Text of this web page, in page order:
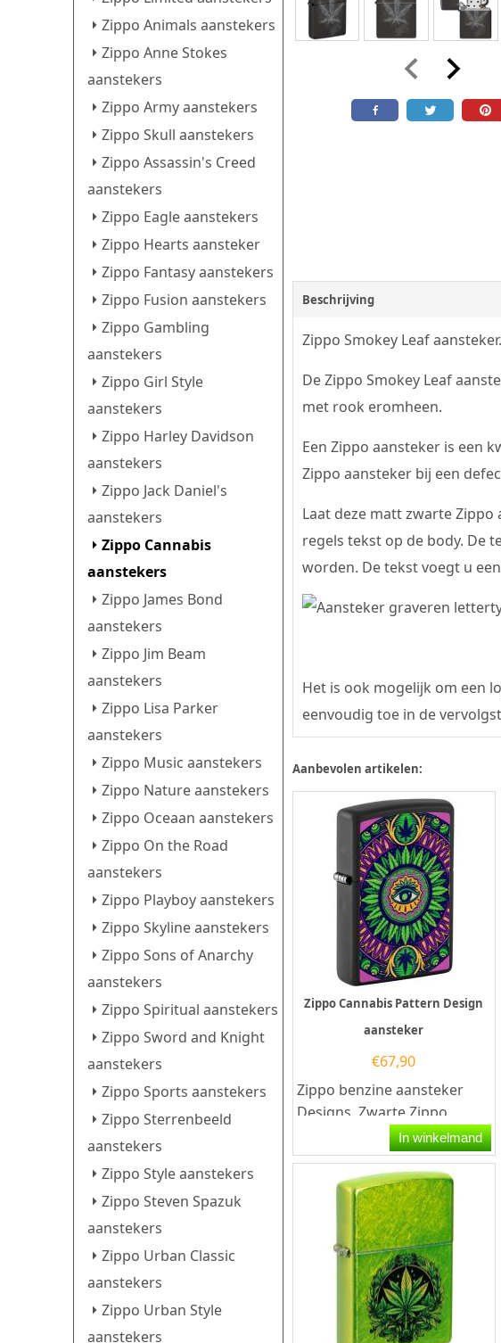
Zippo Animals aanstekers
Zippo Anne Stokes
aanstekers
Zippo Army aanstekers
Zippo Skull aanstekers
Zippo Assassin's Creed
aanstekers
Zippo Eagle aanstekers
Zippo Hearts aansteker
Zippo Fantasy aanstekers
Zippo Fusion aanstekers
Zippo Gambling
aanstekers
Zippo Girl Style
aanstekers
Zippo Harley Davidson
aanstekers
Zippo Jack Daniel's
aanstekers
Zippo Cannabis
aanstekers
Zippo James Bond
aanstekers
Zippo Jim Beam
aanstekers
Zippo Lisa Parker
aanstekers
Zippo Music aanstekers
Zippo Nature aanstekers
Zippo Oceaan aanstekers
Zippo On the Road
aanstekers
Zippo Playboy aanstekers
Zippo Skyline aanstekers
Zippo Sons of Anarchy
aanstekers
Zippo Spiritual aanstekers
Zippo Sword and Knight
aanstekers
Zippo Sports aanstekers
Zippo Sterrenbeeld
aanstekers
Zippo Style aanstekers
Zippo Steven Spazuk
aanstekers
Zippo Urban Classic
aanstekers
Zippo Urban Style
aanstekers
Beschrijving
Zippo Smokey Leaf aansteker.
De Zippo Smokey Leaf
met rook eromheen.
Een Zippo aansteker is een
Zippo aansteker bij een
Laat deze matt zwarte
regels tekst op de body. De
worden. De tekst voegt u
Het is ook mogelijk om een
eenvoudig toe in de
Aanbevolen artikelen:
Zippo Cannabis Pattern Design
aansteker
€67,90
Zippo benzine aansteker
Designs. Zwarte Zippo
benzine aansteker met aan
de voorzijde een...
In winkelmand